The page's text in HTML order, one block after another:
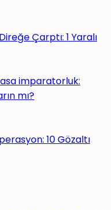
Çarptı: 1 Yaralı
imparatorluk:
mı?
10 Gözaltı